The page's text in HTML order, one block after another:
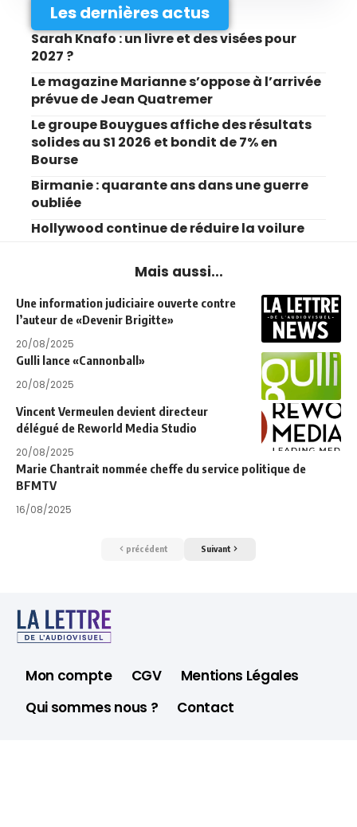
Les dernières actus
Sarah Knafo : un livre et des visées pour
2027 ?
Le magazine Marianne s’oppose à l’arrivée
prévue de Jean Quatremer
Le groupe Bouygues affiche des résultats
solides au S1 2026 et bondit de 7% en
Bourse
Birmanie : quarante ans dans une guerre
oubliée
Hollywood continue de réduire la voilure
Mais aussi...
Une information judiciaire ouverte contre
l’auteur de «Devenir Brigitte»
20/08/2025
Gulli lance «Cannonball»
20/08/2025
Vincent Vermeulen devient directeur
délégué de Reworld Media Studio
20/08/2025
Marie Chantrait nommée cheffe du service politique de
BFMTV
16/08/2025
précédent Suivant
Mon compte CGV
Mentions Légales
Qui sommes nous ?
Contact